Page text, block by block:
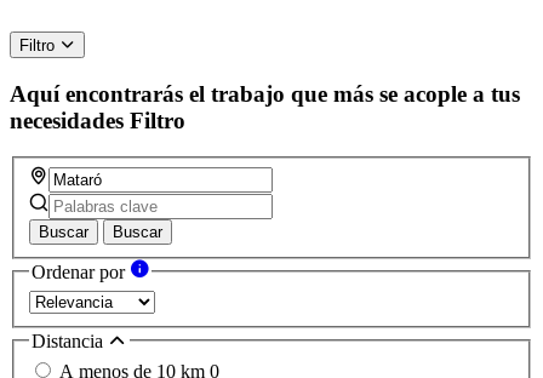
Filtro
Aquí encontrarás el trabajo que más se acople a tus
necesidades Filtro
Buscar Buscar
Ordenar por
Distancia
A menos de 10 km 0